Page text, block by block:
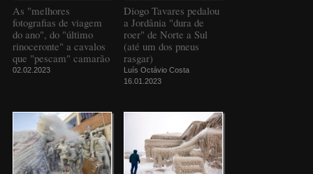
As "melhores
fotografias de viagem
do ano", do "último
rinoceronte" a cavalos
que "pescam" camarão
02.02.2023
Diogo Tavares pedalou
a Jordânia "dura de
roer" de Norte a Sul
(até um dos pneus
rasgar)
Luís Octávio Costa
16.01.2023